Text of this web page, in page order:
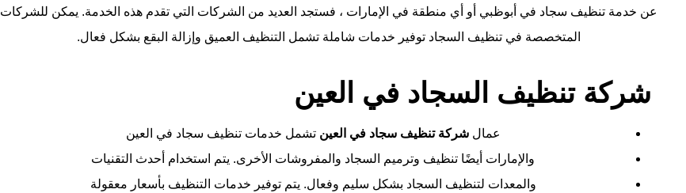
عن خدمة تنظيف سجاد في أبوظبي أو أي منطقة في الإمارات ، فستجد العديد من الشركات التي تقدم هذه الخدمة. يمكن للشركات
المتخصصة في تنظيف السجاد توفير خدمات شاملة تشمل التنظيف العميق وإزالة البقع بشكل فعال.
شركة تنظيف السجاد في العين
عمالشركة تنظيف سجاد في العينتشمل خدمات تنظيف سجاد في العين
والإمارات أيضًا تنظيف وترميم السجاد والمفروشات الأخرى. يتم استخدام أحدث التقنيات
والمعدات لتنظيف السجاد بشكل سليم وفعال. يتم توفير خدمات التنظيف بأسعار معقولة